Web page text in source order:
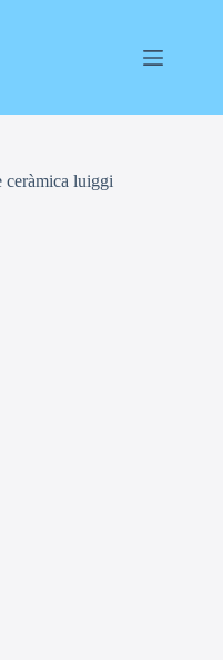
ceràmica luiggi